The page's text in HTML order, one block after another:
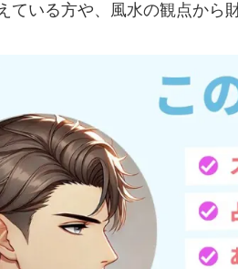
ている方や、風水の観点から